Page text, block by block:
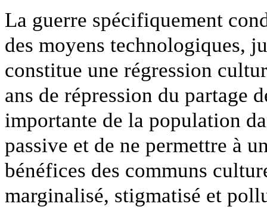
La guerre spécifiquement
des moyens technologiques,
constitue une régression
ans de répression du partage
importante de la population
passive et de ne permettre à
bénéfices des communs
marginalisé, stigmatisé et